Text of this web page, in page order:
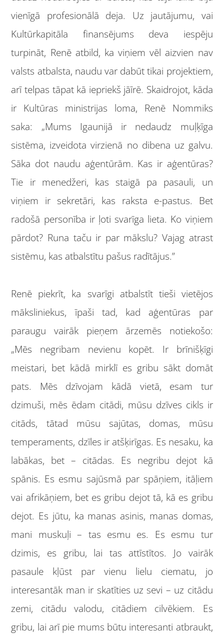
vienīgā profesionālā deja. Uz jautājumu, vai
Kultūrkapitāla finansējums deva iespēju
turpināt, Renē atbild, ka viņiem vēl aizvien nav
valsts atbalsta, naudu var dabūt tikai projektiem,
arī telpas tāpat kā iepriekš jāīrē. Skaidrojot, kāda
ir Kultūras ministrijas loma, Renē Nommiks
saka: „Mums Igaunijā ir nedaudz muļķīga
sistēma, izveidota virzienā no dibena uz galvu.
Sāka dot naudu aģentūrām. Kas ir aģentūras?
Tie ir menedžeri, kas staigā pa pasauli, un
viņiem ir sekretāri, kas raksta e-pastus. Bet
radošā personība ir ļoti svarīga lieta. Ko viņiem
pārdot? Runa taču ir par mākslu? Vajag atrast
sistēmu, kas atbalstītu pašus radītājus.”
Renē piekrīt, ka svarīgi atbalstīt tieši vietējos
māksliniekus, īpaši tad, kad aģentūras par
paraugu vairāk pieņem ārzemēs notiekošo:
„Mēs negribam nevienu kopēt. Ir brīnišķīgi
meistari, bet kādā mirklī es gribu sākt domāt
pats. Mēs dzīvojam kādā vietā, esam tur
dzimuši, mēs ēdam citādi, mūsu dzīves cikls ir
citāds, tātad mūsu sajūtas, domas, mūsu
temperaments, dzīles ir atšķirīgas. Es nesaku, ka
labākas, bet – citādas. Es negribu dejot kā
spānis. Es esmu sajūsmā par spāņiem, itāļiem
vai afrikāņiem, bet es gribu dejot tā, kā es gribu
dejot. Es jūtu, ka manas asinis, manas domas,
mani muskuļi – tas esmu es. Es esmu tur
dzimis, es gribu, lai tas attīstītos. Jo vairāk
pasaule kļūst par vienu lielu ciematu, jo
interesantāk man ir skatīties uz sevi – uz citādu
zemi, citādu valodu, citādiem cilvēkiem. Es
gribu, lai arī pie mums būtu interesanti atbraukt,